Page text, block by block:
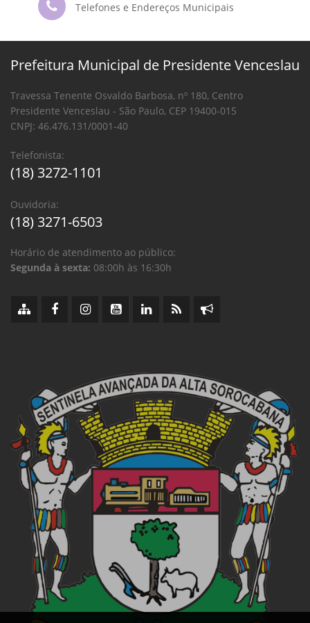
Telefones e Endereços Municipais
Prefeitura Municipal de Presidente Venceslau
Travessa Tenente Osvaldo Barbosa, nº 180, Centro
Presidente Venceslau - São Paulo, CEP 19400-015
CNPJ: 46.476.131/0001-40
Telefonista:
(18) 3272-1101
Ouvidoria:
(18) 3271-6503
Horário de atendimento ao público:
Segunda à sexta: 08:00h às 16:30h